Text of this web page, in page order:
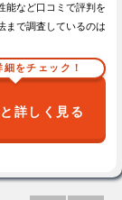
能など口コミで評判を
まで調査しているのは
をチェック！
詳しく見る